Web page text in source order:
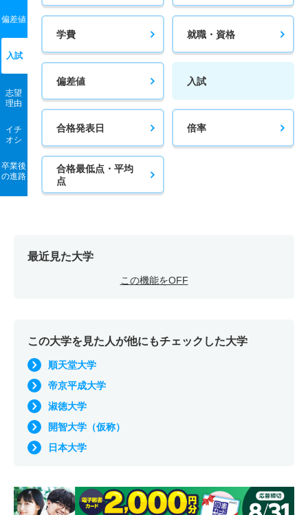
偏差値
入試
志望
理由
イチ
オシ
卒業後
の進路
学費 就職・資格
偏差値 入試
合格発表日 倍率
合格最低点・平均
点
最近見た大学
この機能をOFF
この大学を見た人が他にもチェックした大学
順天堂大学
帝京平成大学
淑徳大学
開智大学（仮称）
日本大学